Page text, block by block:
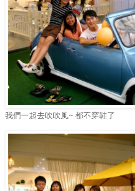
我們一起去吹吹風~ 都不穿鞋了